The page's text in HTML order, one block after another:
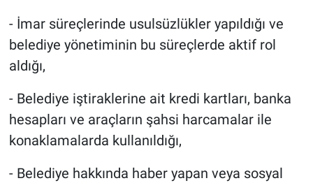
- İmar süreçlerinde usulsüzlükler yapıldığı ve
belediye yönetiminin bu süreçlerde aktif rol
aldığı,
- Belediye iştiraklerine ait kredi kartları, banka
hesapları ve araçların şahsi harcamalar ile
konaklamalarda kullanıldığı,
- Belediye hakkında haber yapan veya sosyal